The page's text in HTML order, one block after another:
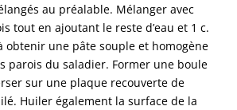
au préalable. Mélanger avec
tout en ajoutant le reste d’eau et 1 c.
obtenir une pâte souple et homogène
parois du saladier. Former une boule
sur une plaque recouverte de
Huiler également la surface de la